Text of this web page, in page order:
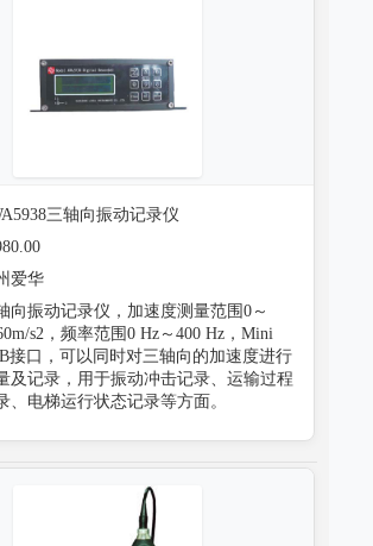
三轴向振动记录仪
爱华
向振动记录仪，加速度测量范围0～
s2，频率范围0 Hz～400 Hz，Mini
接口，可以同时对三轴向的加速度进行
及记录，用于振动冲击记录、运输过程
、电梯运行状态记录等方面。